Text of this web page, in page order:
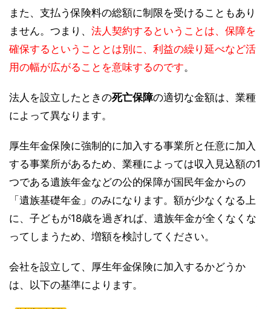
また、支払う保険料の総額に制限を受けることもあり
ません。つまり、 法人契約するということは、保障を
確保するということとは別に、利益の繰り延べなど活
用の幅が広がることを意味するのです。
法人を設立したときの死亡保障の適切な金額は、業種
によって異なります。
厚生年金保険に強制的に加入する事業所と任意に加入
する事業所があるため、業種によっては収入見込額の1
つである遺族年金などの公的保障が国民年金からの
「遺族基礎年金」のみになります。額が少なくなる上
に、子どもが18歳を過ぎれば、遺族年金が全くなくな
ってしまうため、増額を検討してください。
会社を設立して、厚生年金保険に加入するかどうか
は、以下の基準によります。